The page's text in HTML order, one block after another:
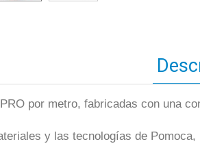
por metro, fabricadas con una
y las tecnologías de